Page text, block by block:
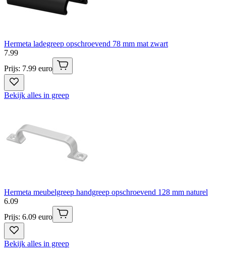
Hermeta ladegreep opschroevend 78 mm mat zwart
7.99
Prijs: 7.99 euro
Bekijk alles in greep
Hermeta meubelgreep handgreep opschroevend 128 mm naturel
6.09
Prijs: 6.09 euro
Bekijk alles in greep